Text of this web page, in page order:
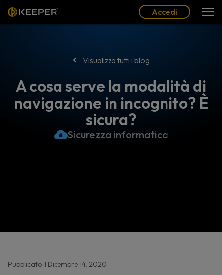
Accedi
Visualizza tutti i blog
A cosa serve la modalità di
navigazione in incognito? È
sicura?
Sicurezza informatica
Pubblicato il Dicembre 14, 2020